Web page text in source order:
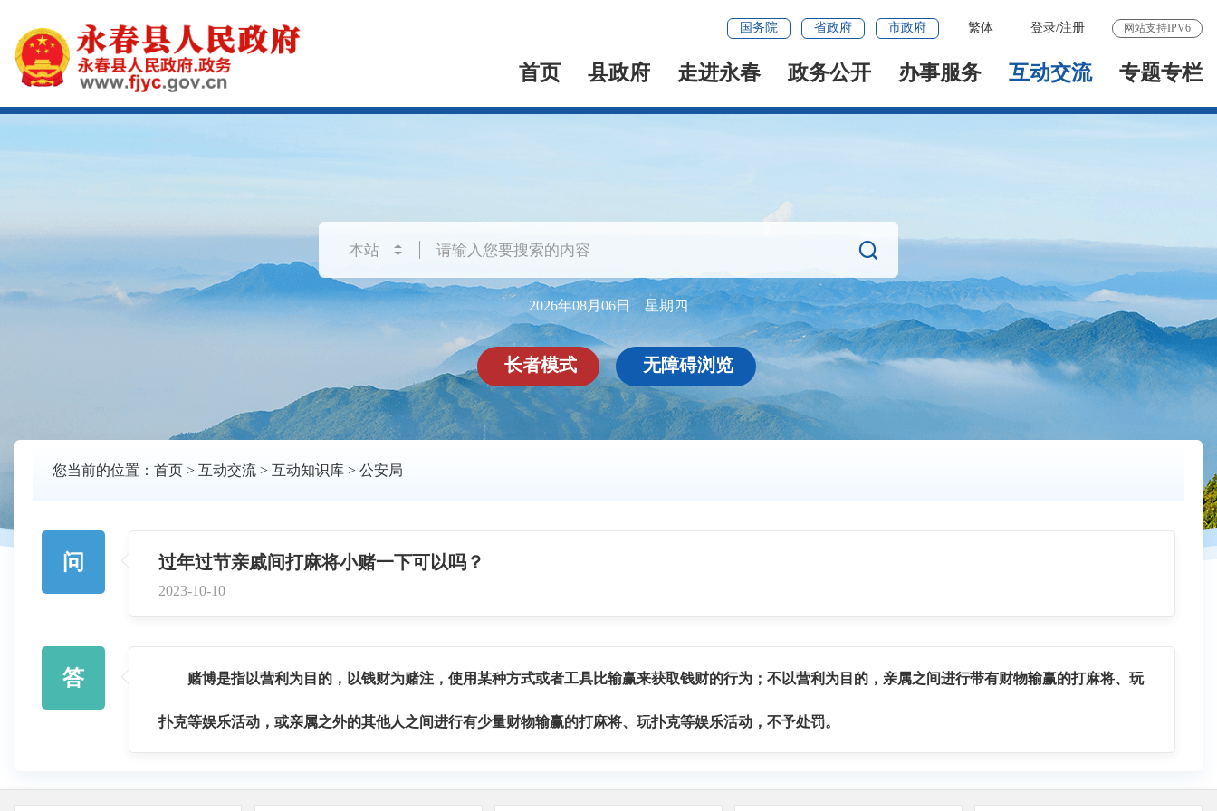
国务院 省政府 市政府 繁体 登录/注册 网站支持IPV6
首页 县政府 走进永春 政务公开 办事服务 互动交流 专题专栏

2026年08月06日 星期四
长者模式 无障碍浏览
您当前的位置： 首页> 互动交流> 互动知识库> 公安局
问 过年过节亲戚间打麻将小赌一下可以吗？
2023-10-10
答 赌博是指以营利为目的，以钱财为赌注，使用某种方式或者工具比输赢来获取钱财的行为；不以营利为目的，亲属之间进行带有财物输赢的打麻将、玩
扑克等娱乐活动，或亲属之外的其他人之间进行有少量财物输赢的打麻将、玩扑克等娱乐活动，不予处罚。